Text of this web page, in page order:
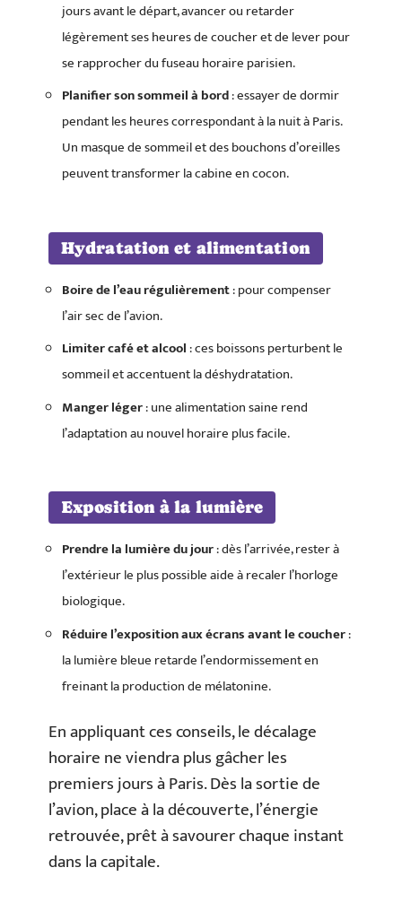
jours avant le départ, avancer ou retarder
légèrement ses heures de coucher et de lever pour
se rapprocher du fuseau horaire parisien.
Planifier son sommeil à bord: essayer de dormir
pendant les heures correspondant à la nuit à Paris.
Un masque de sommeil et des bouchons d’oreilles
peuvent transformer la cabine en cocon.
Hydratation et alimentation
Boire de l’eau régulièrement: pour compenser
l’air sec de l’avion.
Limiter café et alcool: ces boissons perturbent le
sommeil et accentuent la déshydratation.
Manger léger: une alimentation saine rend
l’adaptation au nouvel horaire plus facile.
Exposition à la lumière
Prendre la lumière du jour: dès l’arrivée, rester à
l’extérieur le plus possible aide à recaler l’horloge
biologique.
Réduire l’exposition aux écrans avant le coucher:
la lumière bleue retarde l’endormissement en
freinant la production de mélatonine.
En appliquant ces conseils, le décalage
horaire ne viendra plus gâcher les
premiers jours à Paris. Dès la sortie de
l’avion, place à la découverte, l’énergie
retrouvée, prêt à savourer chaque instant
dans la capitale.